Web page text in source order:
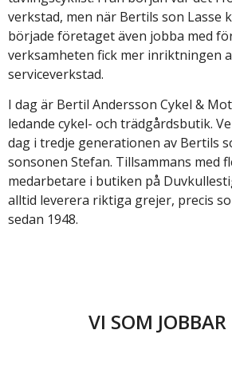
verkstad, men när Bertils son Lasse
började företaget även jobba med
verksamheten fick mer inriktningen
serviceverkstad.
I dag är Bertil Andersson Cykel &
ledande cykel- och trädgårdsbutik.
dag i tredje generationen av Bertils
sonsonen Stefan. Tillsammans med
medarbetare i butiken på
alltid leverera riktiga grejer, precis
sedan 1948.
VI SOM JOBBAR